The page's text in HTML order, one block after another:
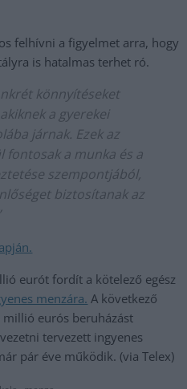
felhívni a figyelmet arra, hogy
is hatalmas terhet ró.
könnyítéseket
a gyerekei
járnak. Ezek az
fontosak a munka és a
szempontjából,
biztosítanak az
eurót fordít a kötelező egész
menzára. A következő
eurós beruházást
tervezett ingyenes
pár éve működik. (via Telex)